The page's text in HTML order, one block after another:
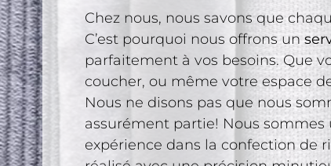
Chez nous, nous savons que
C’est pourquoi nous offrons un
parfaitement à vos besoins. Que
coucher, ou même votre espace
Nous ne disons pas que nous
assurément partie! Nous sommes
expérience dans la confection de